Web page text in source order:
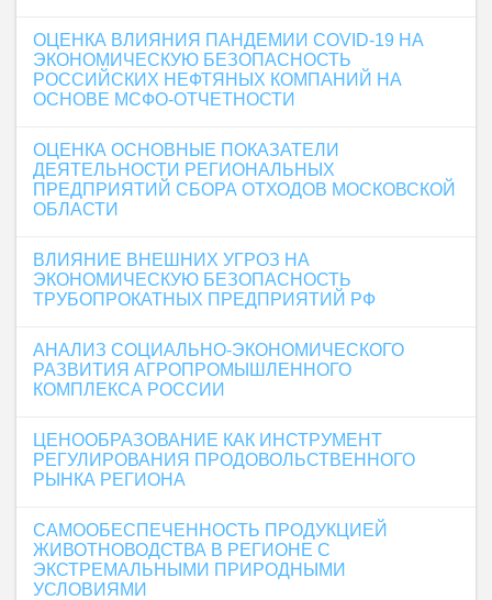
ОЦЕНКА ВЛИЯНИЯ ПАНДЕМИИ COVID-19 НА
ЭКОНОМИЧЕСКУЮ БЕЗОПАСНОСТЬ
РОССИЙСКИХ НЕФТЯНЫХ КОМПАНИЙ НА
ОСНОВЕ МСФО-ОТЧЕТНОСТИ
ОЦЕНКА ОСНОВНЫЕ ПОКАЗАТЕЛИ
ДЕЯТЕЛЬНОСТИ РЕГИОНАЛЬНЫХ
ПРЕДПРИЯТИЙ СБОРА ОТХОДОВ МОСКОВСКОЙ
ОБЛАСТИ
ВЛИЯНИЕ ВНЕШНИХ УГРОЗ НА
ЭКОНОМИЧЕСКУЮ БЕЗОПАСНОСТЬ
ТРУБОПРОКАТНЫХ ПРЕДПРИЯТИЙ РФ
АНАЛИЗ СОЦИАЛЬНО-ЭКОНОМИЧЕСКОГО
РАЗВИТИЯ АГРОПРОМЫШЛЕННОГО
КОМПЛЕКСА РОССИИ
ЦЕНООБРАЗОВАНИЕ КАК ИНСТРУМЕНТ
РЕГУЛИРОВАНИЯ ПРОДОВОЛЬСТВЕННОГО
РЫНКА РЕГИОНА
САМООБЕСПЕЧЕННОСТЬ ПРОДУКЦИЕЙ
ЖИВОТНОВОДСТВА В РЕГИОНЕ С
ЭКСТРЕМАЛЬНЫМИ ПРИРОДНЫМИ
УСЛОВИЯМИ